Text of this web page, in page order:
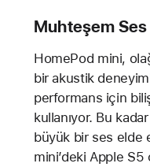
Muhteşem Ses
HomePod mini,
bir akustik
performans için
kullanıyor. Bu
büyük bir ses elde
mini’deki Apple S5